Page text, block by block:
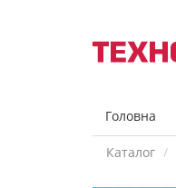
Головна
Каталог